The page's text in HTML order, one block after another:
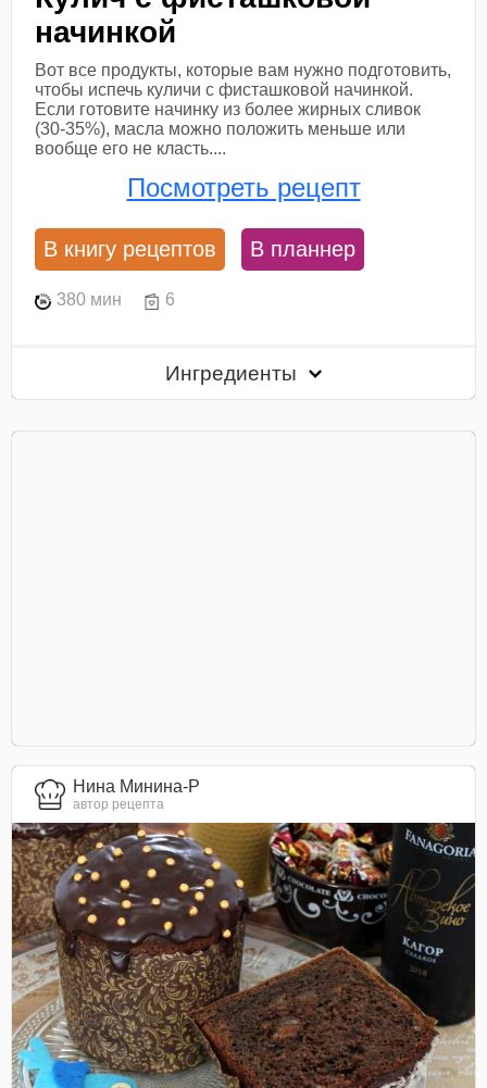
начинкой
Вот все продукты, которые вам нужно подготовить,
чтобы испечь куличи с фисташковой начинкой.
Если готовите начинку из более жирных сливок
(30-35%), масла можно положить меньше или
вообще его не класть....
Посмотреть рецепт
В книгу рецептов В планнер
380 мин 6
Ингредиенты
Нина Минина-Р
автор рецепта